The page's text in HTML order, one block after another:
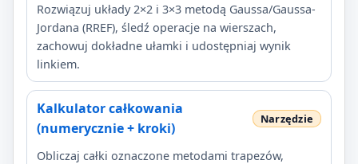
Rozwiązuj układy 2×2 i 3×3 metodą Gaussa/Gaussa-
Jordana (RREF), śledź operacje na wierszach,
zachowuj dokładne ułamki i udostępniaj wynik
linkiem.
Kalkulator całkowania
(numerycznie + kroki)
Obliczaj całki oznaczone metodami trapezów,